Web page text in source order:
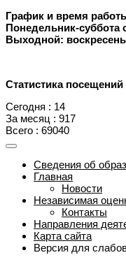
График и время
Понедельник-суббота
Выходной:
Статистика посещений
Сегодня : 14
За месяц : 917
Всего : 69040
Сведения об
Главная
Новости
Независимая
Контакты
Направления
Карта сайта
Версия для